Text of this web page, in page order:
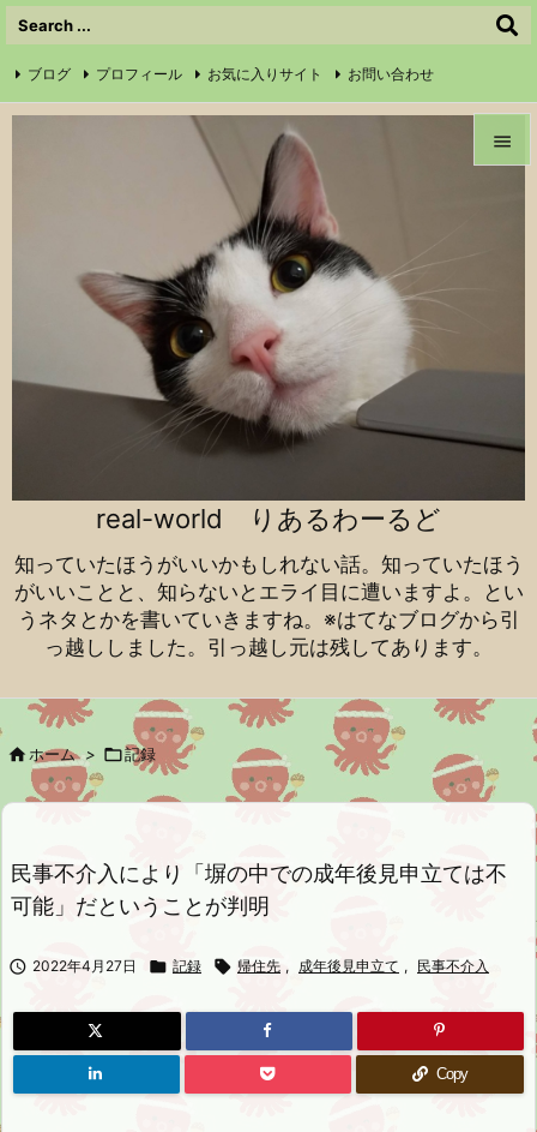
real-world りあるわーるど
知っていたほうがいいかもしれない話。知っていたほう
がいいことと、知らないとエライ目に遭いますよ。とい
うネタとかを書いていきますね。※はてなブログから引
っ越ししました。引っ越し元は残してあります。

ブログ プロフィール お気に入りサイト お問い合わせ
信仰の証 Instagram
ホーム > 記録
民事不介入により「塀の中での成年後見申立ては不
可能」だということが判明
 2022年4月27日  記録  帰住先 , 成年後見申立て , 民事不介入
Copy